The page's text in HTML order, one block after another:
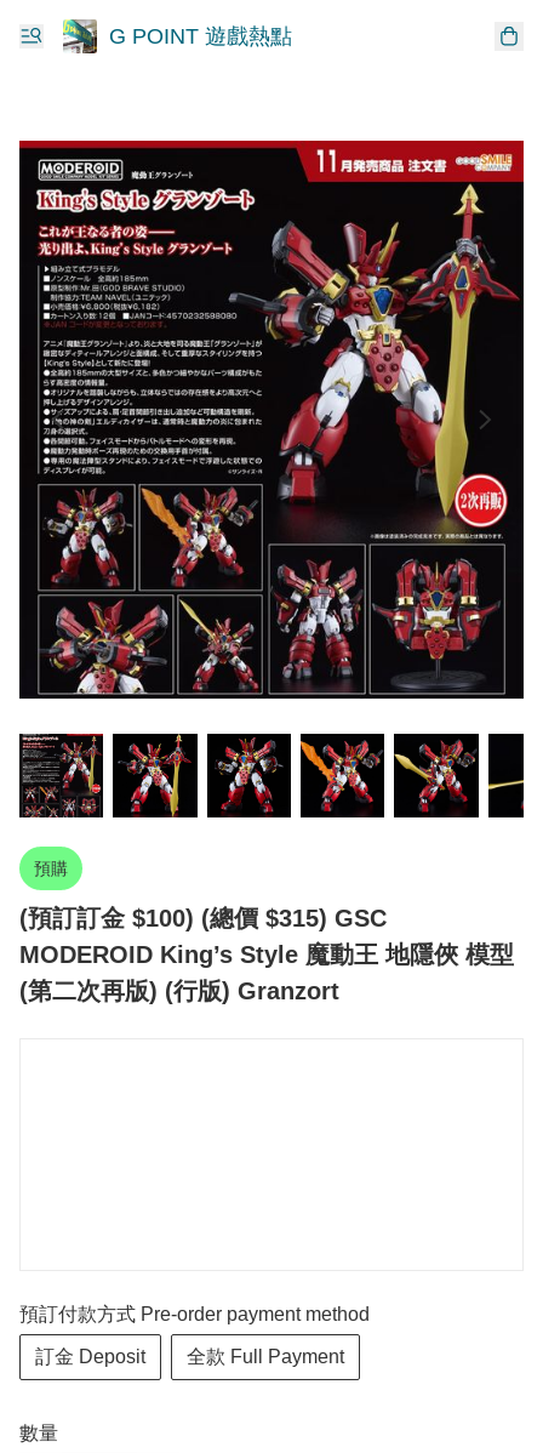
G POINT 遊戲熱點
預購
(預訂訂金 $100) (總價 $315) GSC
MODEROID King’s Style 魔動王 地隱俠 模型
(第二次再版) (行版) Granzort
預訂付款方式 Pre-order payment method
訂金 Deposit 全款 Full Payment
數量